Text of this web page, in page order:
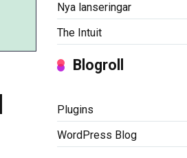
Nya lanseringar
The Intuit
Blogroll
Plugins
WordPress Blog